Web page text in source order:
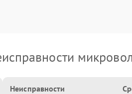
Неисправности